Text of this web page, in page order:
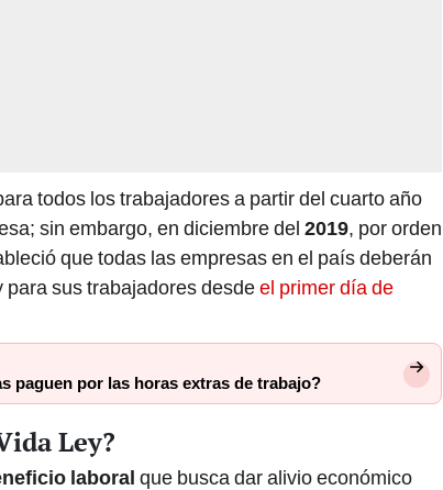
todos los trabajadores a partir del cuarto año
sin embargo, en diciembre del 2019, por orden
que todas las empresas en el país deberán
sus trabajadores desdeel primer día de
paguen por las horas extras de trabajo?
Ley?
laboral que busca dar alivio económico